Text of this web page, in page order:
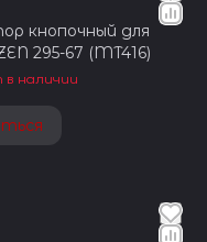
кнопочный для
295-67 (MT416)
наличии